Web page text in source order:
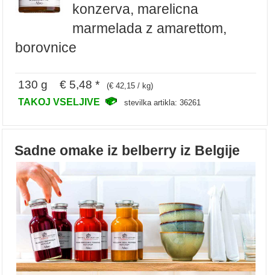
konzerva, marelicna
marmelada z amarettom,
borovnice
130 g € 5,48 * (€ 42,15 / kg)
TAKOJ VSELJIVE stevilka artikla: 36261
Sadne omake iz belberry iz Belgije